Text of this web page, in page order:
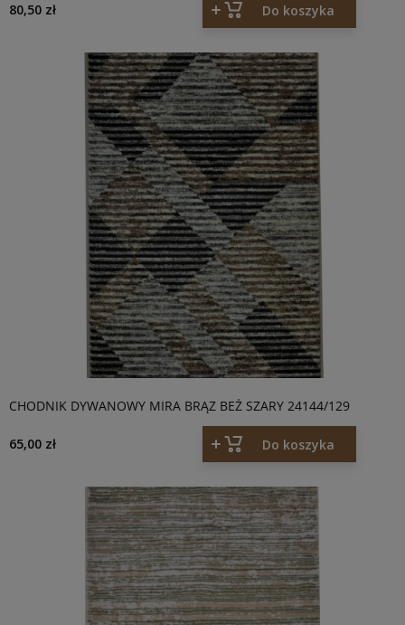
80,50 zł Do koszyka
CHODNIK DYWANOWY MIRA BRĄZ BEŻ SZARY 24144/129
65,00 zł Do koszyka